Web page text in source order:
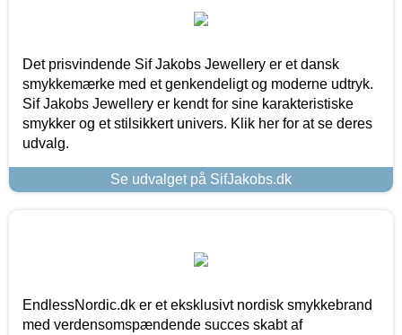
Det prisvindende Sif Jakobs Jewellery er et dansk
smykkemærke med et genkendeligt og moderne udtryk.
Sif Jakobs Jewellery er kendt for sine karakteristiske
smykker og et stilsikkert univers. Klik her for at se deres
udvalg.
Se udvalget på SifJakobs.dk
EndlessNordic.dk er et eksklusivt nordisk smykkebrand
med verdensomspændende succes skabt af